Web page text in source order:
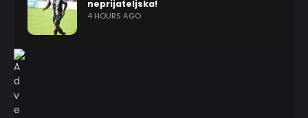
neprijateljska!
4 HOURS AGO